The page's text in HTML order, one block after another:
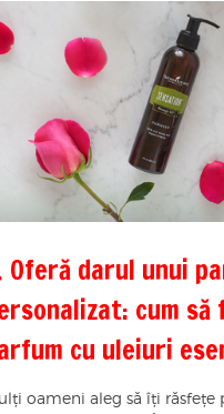
Oferă darul unui
cum să
cu uleiuri
oameni aleg să îți răsfețe